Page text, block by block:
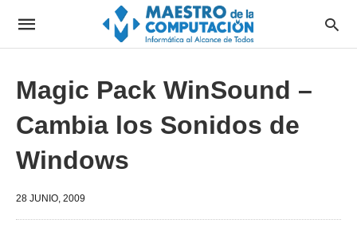
Magic Pack WinSound –
Cambia los Sonidos de
Windows
28 JUNIO, 2009